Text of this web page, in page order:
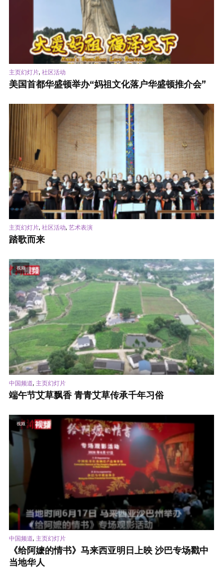
主页幻灯片, 社区活动
美国首都华盛顿举办“妈祖文化落户华盛顿推介会”
主页幻灯片, 社区活动, 艺术表演
踏歌而来
视频
中国频道, 主页幻灯片
端午节艾草飘香 青青艾草传承千年习俗
视频
中国频道, 主页幻灯片
《给阿嬷的情书》马来西亚明日上映 沙巴专场戳中
当地华人